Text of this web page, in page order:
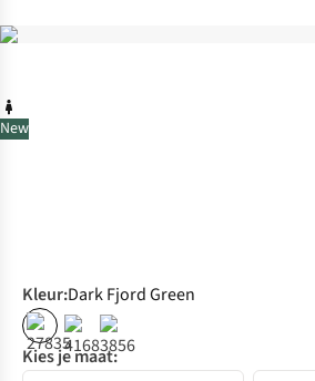
New
Kleur:Dark Fjord Green
Kies je maat: